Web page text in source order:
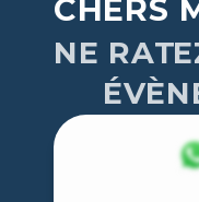
CHERS
NE